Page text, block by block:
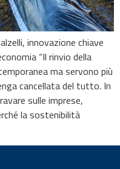
innovazione chiave
“Il rinvio della
ma servono più
cancellata del tutto. In
sulle imprese,
la sostenibilità